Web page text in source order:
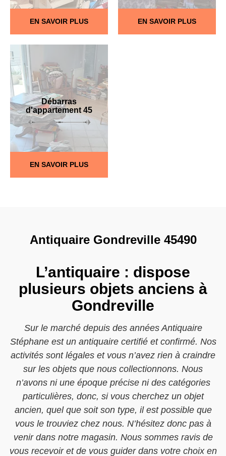
EN SAVOIR PLUS EN SAVOIR PLUS
Débarras
d'appartement 45
EN SAVOIR PLUS
Antiquaire Gondreville 45490
L’antiquaire : dispose
plusieurs objets anciens à
Gondreville
Sur le marché depuis des années Antiquaire
Stéphane est un antiquaire certifié et confirmé. Nos
activités sont légales et vous n’avez rien à craindre
sur les objets que nous collectionnons. Nous
n’avons ni une époque précise ni des catégories
particulières, donc, si vous cherchez un objet
ancien, quel que soit son type, il est possible que
vous le trouviez chez nous. N’hésitez donc pas à
venir dans notre magasin. Nous sommes ravis de
vous recevoir et de vous guider dans votre choix en